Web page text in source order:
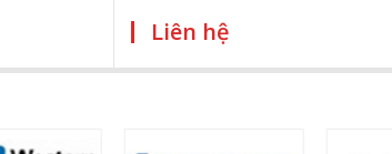
Liên hệ